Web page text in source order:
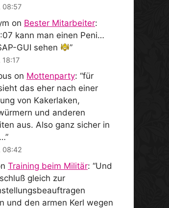
08:57
on Bester Mitarbeiter:
kann man einen Peni…
GUI sehen
”
18:17
on Mottenparty: “für
das eher nach einer
von Kakerlaken,
und anderen
aus. Also ganz sicher in
”
08:42
Training beim Militär: “Und
gleich zur
und den armen Kerl wegen